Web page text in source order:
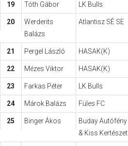
19 Tóth Gábor LK Bulls
20
Werderits
Balázs
Atlantisz SÉ SE
21 Pergel László HASAK(K)
22 Mézes Viktor HASAK(K)
23 Farkas Péter LK Bulls
24 Márok Balázs Füles FC
25 Binger Ákos
Buday Autófény
& Kiss Kertészet